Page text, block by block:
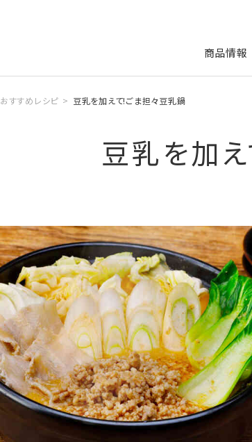
商品情報
おすすめレシピ 豆乳を加えて!ごま担々豆乳鍋
豆乳を加